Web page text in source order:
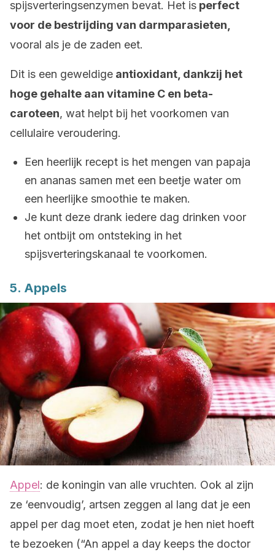
spijsverteringsenzymen bevat. Het is perfect
voor de bestrijding van darmparasieten,
vooral als je de zaden eet.
Dit is een geweldige antioxidant, dankzij het
hoge gehalte aan vitamine C en beta-
caroteen, wat helpt bij het voorkomen van
cellulaire veroudering.
Een heerlijk recept is het mengen van papaja
en ananas samen met een beetje water om
een heerlijke smoothie te maken.
Je kunt deze drank iedere dag drinken voor
het ontbijt om ontsteking in het
spijsverteringskanaal te voorkomen.
5. Appels
Appel: de koningin van alle vruchten. Ook al zijn
ze ‘eenvoudig’, artsen zeggen al lang dat je een
appel per dag moet eten, zodat je hen niet hoeft
te bezoeken (“An appel a day keeps the doctor